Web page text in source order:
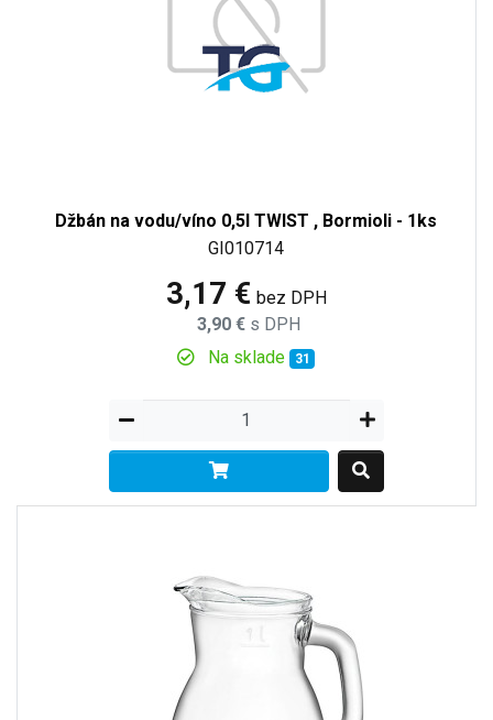
Džbán na vodu/víno 0,5l TWIST , Bormioli - 1ks
GI010714
3,17 € bez DPH
3,90 € s DPH
Na sklade
31